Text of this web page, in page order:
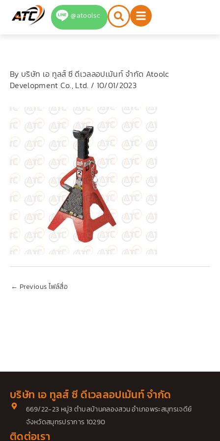
@atoolsc
By บริษัท เอ ทูลส์ ซี ดีเวลลอปเม้นท์ จำกัด Atoolc
Development Co., Ltd. / 10/01/2023
← Previous ไฟล์สื่อ
บริษัท เอ ทูลส์ ซี ดีเวลลอปเม้นท์ จำกัด
669/22-23 หมู่3 ตำบลบ้านคลองสวน อำเภอพระสมุทรเจดีย์
จังหวัดสมุทรปราการ 10290
ติดต่อเรา